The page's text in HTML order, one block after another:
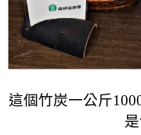
這個竹炭一公斤